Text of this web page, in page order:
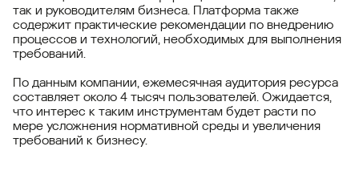
так и руководителям бизнеса. Платформа также
содержит практические рекомендации по внедрению
процессов и технологий, необходимых для выполнения
требований.
По данным компании, ежемесячная аудитория ресурса
составляет около 4 тысяч пользователей. Ожидается,
что интерес к таким инструментам будет расти по
мере усложнения нормативной среды и увеличения
требований к бизнесу.